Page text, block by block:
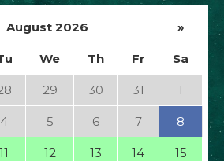
August 2026 »
We Th Fr Sa
29 30 31 1
4 5 6 7 8
11 12 13 14 15